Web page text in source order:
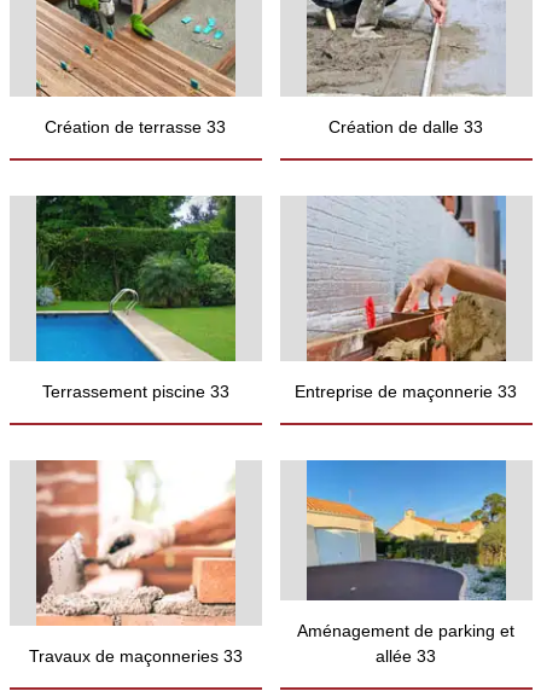
Création de terrasse 33 Création de dalle 33
Terrassement piscine 33 Entreprise de maçonnerie 33
Travaux de maçonneries 33
Aménagement de parking et
allée 33